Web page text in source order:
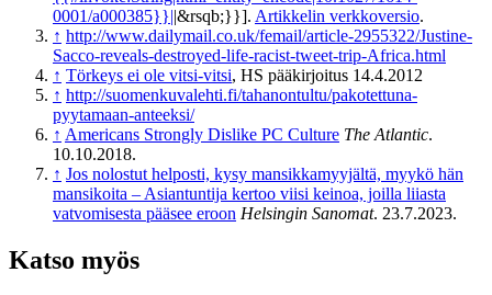
0001/a000385}}||&rsqb;}}]. Artikkelin verkkoversio.
↑ http://www.dailymail.co.uk/femail/article-2955322/Justine-
Sacco-reveals-destroyed-life-racist-tweet-trip-Africa.html
↑ Törkeys ei ole vitsi-vitsi, HS pääkirjoitus 14.4.2012
↑ http://suomenkuvalehti.fi/tahanontultu/pakotettuna-
pyytamaan-anteeksi/
↑ Americans Strongly Dislike PC Culture The Atlantic.
10.10.2018.
↑ Jos nolostut helposti, kysy mansikka­myyjältä, myykö hän
mansikoita – Asian­tuntija kertoo viisi keinoa, joilla liiasta
vatvomisesta pääsee eroon Helsingin Sanomat. 23.7.2023.
Katso myös